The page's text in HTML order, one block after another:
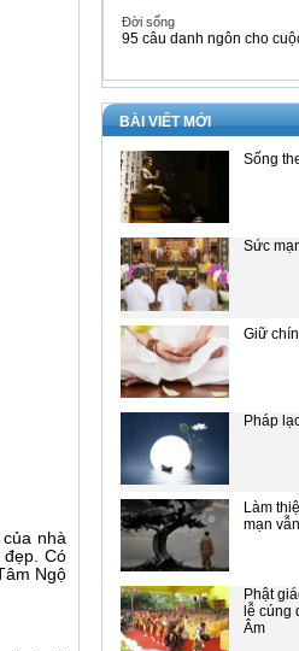
nhà
Có
Ngộ
Đời sống
95 câu danh ngôn cho
BÀI VIẾT MỚI
Sống
Sức
Giữ
Pháp
Làm
mạn
Phật
lễ cúng
Âm